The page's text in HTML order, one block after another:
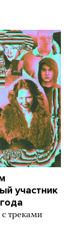
участник
треками